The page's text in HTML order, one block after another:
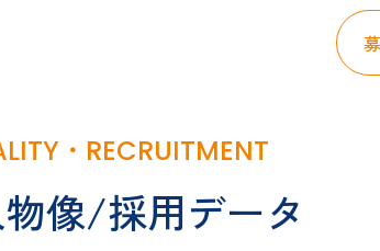
・RECRUITMENT
像/採用データ